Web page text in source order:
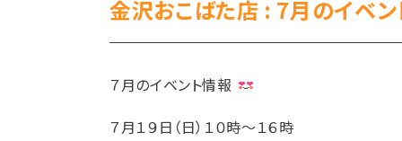
金沢おこばた店 : 7月のイベン
７月のイベント情報
７月１９日（日）１０時～１６時